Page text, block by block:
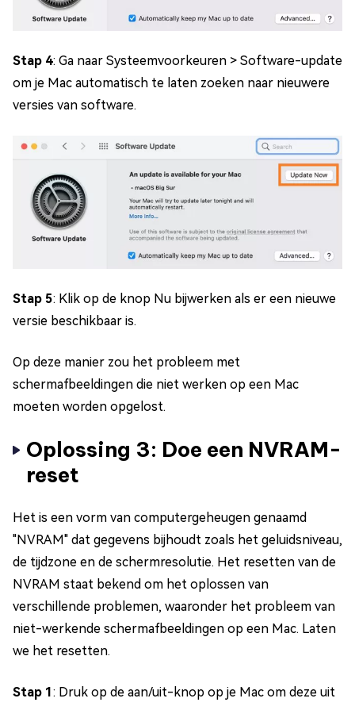
Stap 4: Ga naar Systeemvoorkeuren > Software-update
om je Mac automatisch te laten zoeken naar nieuwere
versies van software.
Stap 5: Klik op de knop Nu bijwerken als er een nieuwe
versie beschikbaar is.
Op deze manier zou het probleem met
schermafbeeldingen die niet werken op een Mac
moeten worden opgelost.
Oplossing 3: Doe een NVRAM-
reset
Het is een vorm van computergeheugen genaamd
"NVRAM" dat gegevens bijhoudt zoals het geluidsniveau,
de tijdzone en de schermresolutie. Het resetten van de
NVRAM staat bekend om het oplossen van
verschillende problemen, waaronder het probleem van
niet-werkende schermafbeeldingen op een Mac. Laten
we het resetten.
Stap 1: Druk op de aan/uit-knop op je Mac om deze uit